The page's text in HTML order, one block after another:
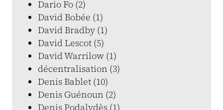
Dario Fo (2)
David Bobée (1)
David Bradby (1)
David Lescot (5)
David Warrilow (1)
décentralisation (3)
Denis Bablet (10)
Denis Guénoun (2)
Denis Podalydès (1)